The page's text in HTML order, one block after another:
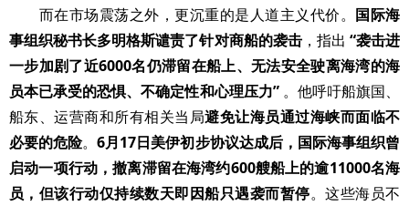
而在市场震荡之外，更沉重的是人道主义代价。 国际海
事组织秘书长多明格斯谴责了针对商船的袭击，指出 “袭击进
一步加剧了近6000名仍滞留在船上、无法安全驶离海湾的海
员本已承受的恐惧、不确定性和心理压力”。他呼吁船旗国、
船东、运营商和所有相关当局避免让海员通过海峡而面临不
必要的危险。6月17日美伊初步协议达成后，国际海事组织曾
启动一项行动，撤离滞留在海湾约600艘船上的逾11000名海
员，但该行动仅持续数天即因船只遇袭而暂停。这些海员不